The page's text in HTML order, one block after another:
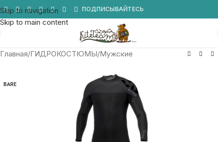
Skip to navigation
Skip to main content
ПОДПИСЫВАЙТЕСЬ
Главная/ГИДРОКОСТЮМЫ/Мужские
BARE